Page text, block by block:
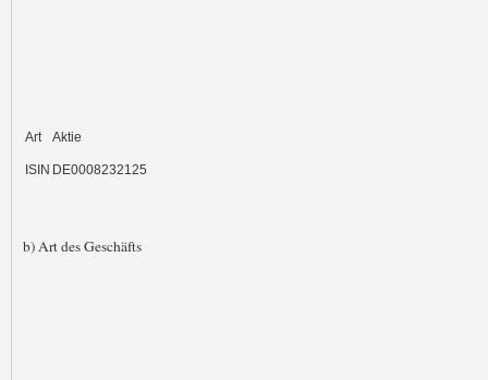
Art Aktie
ISIN DE0008232125
b) Art des Geschäfts